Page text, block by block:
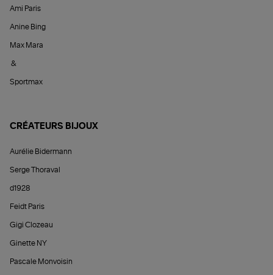
Ami Paris
Anine Bing
Max Mara
&
Sportmax
CRÉATEURS BIJOUX
Aurélie Bidermann
Serge Thoraval
d1928
Feidt Paris
Gigi Clozeau
Ginette NY
Pascale Monvoisin